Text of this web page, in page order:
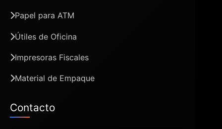
Papel para ATM
Útiles de Oficina
Impresoras Fiscales
Material de Empaque
Contacto